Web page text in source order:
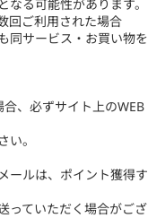
る可能性があります。
回ご利用された場合
同サービス・お買い物を
、必ずサイト上のWEB
。
ールは、ポイント獲得す
っていただく場合がござ